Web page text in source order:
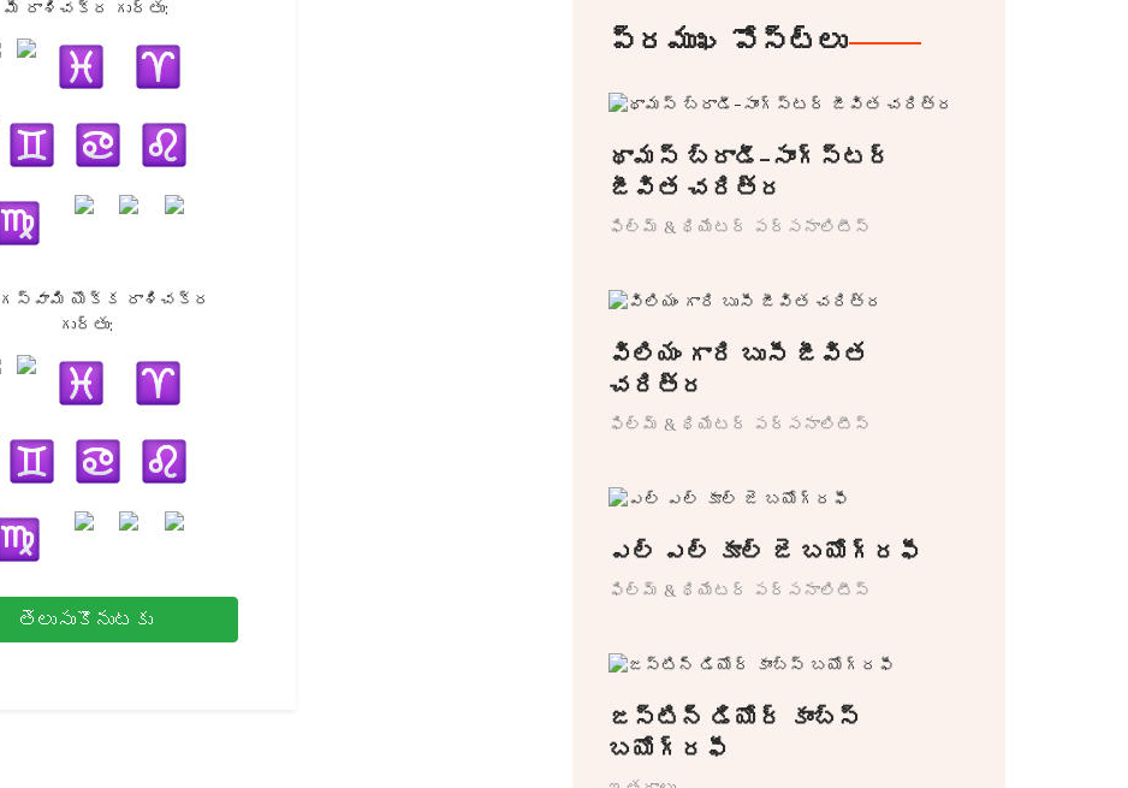
మీ రాశిచక్ర గుర్తు:
యొక్క రాశిచక్ర
గుర్తు:
తెలుసుకొనుటకు
ప్రముఖ పోస్ట్లు
థామస్ బ్రాడీ-సాంగ్స్టర్
జీవిత చరిత్ర
ఫిల్మ్ & థియేటర్ పర్సనాలిటీస్
విలియం గారి బుసీ జీవిత
చరిత్ర
ఫిల్మ్ & థియేటర్ పర్సనాలిటీస్
ఎల్ ఎల్ కూల్ జె బయోగ్రఫీ
ఫిల్మ్ & థియేటర్ పర్సనాలిటీస్
జస్టిన్ డియోర్ కాంబ్స్
బయోగ్రఫీ